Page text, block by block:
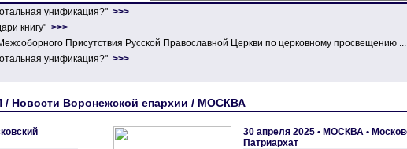
унификация?" >>>
книгу" >>>
Присутствия Русской Православной Церкви по церковному просвещению ...
унификация?" >>>
Новости Воронежской епархии / МОСКВА
30 апреля 2025 • МОСКВА •
Патриархат